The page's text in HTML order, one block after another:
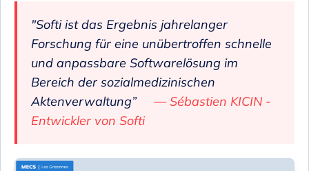
"Softi ist das Ergebnis jahrelanger
Forschung für eine unübertroffen schnelle
und anpassbare Softwarelösung im
Bereich der sozialmedizinischen
Aktenverwaltung”
Sébastien KICIN -
Entwickler von Softi